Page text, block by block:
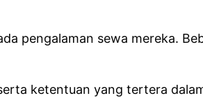
pengalaman sewa mereka.
ketentuan yang tertera